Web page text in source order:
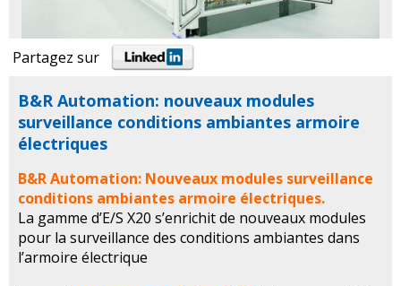
Partagez sur
B&R Automation: nouveaux modules
surveillance conditions ambiantes armoire
électriques
B&R Automation: Nouveaux modules surveillance
conditions ambiantes armoire électriques.
La gamme d’E/S X20 s’enrichit de nouveaux modules
pour la surveillance des conditions ambiantes dans
l’armoire électrique